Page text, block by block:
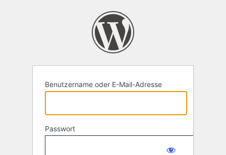
Benutzername oder E-Mail-Adresse
Passwort